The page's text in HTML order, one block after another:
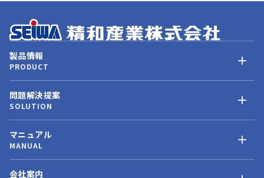
製品情報
PRODUCT
問題解決提案
SOLUTION
マニュアル
MANUAL
会社案内